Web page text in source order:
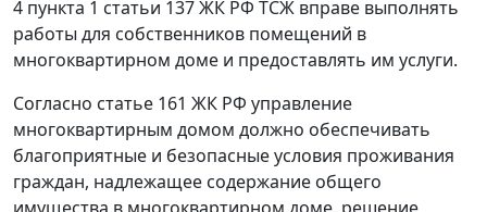
4 пункта 1 статьи 137ЖК РФ ТСЖ вправе выполнять
работы для собственников помещений в
многоквартирном доме и предоставлять им услуги.
Согласно статье 161 ЖК РФ управление
многоквартирным домом должно обеспечивать
благоприятные и безопасные условия проживания
граждан, надлежащее содержание общего